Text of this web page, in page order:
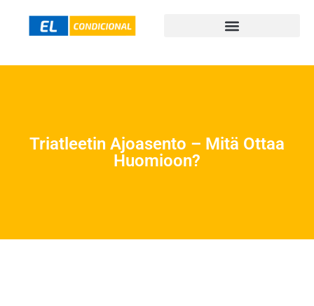
Triatleetin Ajoasento – Mitä Ottaa
Huomioon?